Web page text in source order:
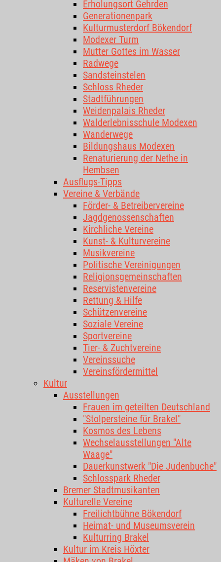
Erholungsort Gehrden
Generationenpark
Kulturmusterdorf Bökendorf
Modexer Turm
Mutter Gottes im Wasser
Radwege
Sandsteinstelen
Schloss Rheder
Stadtführungen
Weidenpalais Rheder
Walderlebnisschule Modexen
Wanderwege
Bildungshaus Modexen
Renaturierung der Nethe in
Hembsen
Ausflugs-Tipps
Vereine & Verbände
Förder- & Betreibervereine
Jagdgenossenschaften
Kirchliche Vereine
Kunst- & Kulturvereine
Musikvereine
Politische Vereinigungen
Religionsgemeinschaften
Reservistenvereine
Rettung & Hilfe
Schützenvereine
Soziale Vereine
Sportvereine
Tier- & Zuchtvereine
Vereinssuche
Vereinsfördermittel
Kultur
Ausstellungen
Frauen im geteilten Deutschland
"Stolpersteine für Brakel"
Kosmos des Lebens
Wechselausstellungen "Alte
Waage"
Dauerkunstwerk "Die Judenbuche"
Schlosspark Rheder
Bremer Stadtmusikanten
Kulturelle Vereine
Freilichtbühne Bökendorf
Heimat- und Museumsverein
Kulturring Brakel
Kultur im Kreis Höxter